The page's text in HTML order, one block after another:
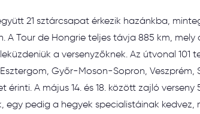
21 sztárcsapat érkezik hazánkba,
A Tour de Hongrie teljes távja 885 km,
a versenyzőknek. Az útvonal 101
Győr-Moson-Sopron,
érinti. A május 14. és 18. között zajló
egy pedig a hegyek specialistáinak